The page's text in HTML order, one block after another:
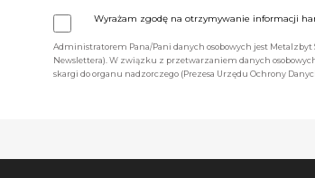
Wyrażam zgodę na otrzymywanie informacji
Administratorem Pana/Pani danych osobowych jest Metalzbyt
Newslettera). W związku z przetwarzaniem danych
skargi do organu nadzorczego (Prezesa Urzędu Ochrony